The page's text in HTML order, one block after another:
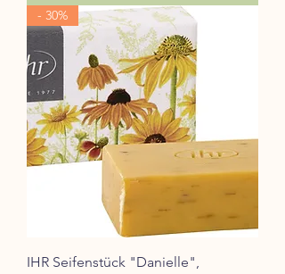
- 30%
IHR Seifenstück "Danielle",